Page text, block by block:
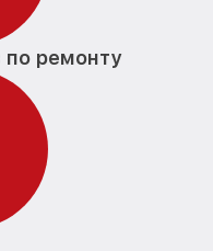
по ремонту